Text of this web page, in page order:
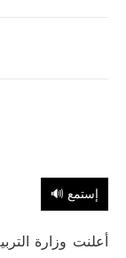
🔊 إستمع
أعلنت وزارة